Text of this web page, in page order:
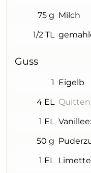
75 g Milch
1/2 TL
Guss
1 Eigelb
4 EL
1 EL
50 g
1 EL